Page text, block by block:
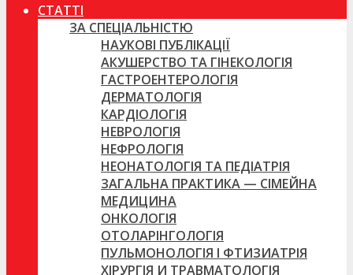
СТАТТІ
ЗА СПЕЦІАЛЬНІСТЮ
НАУКОВІ ПУБЛІКАЦІЇ
АКУШЕРСТВО ТА ГІНЕКОЛОГІЯ
ГАСТРОЕНТЕРОЛОГІЯ
ДЕРМАТОЛОГІЯ
КАРДІОЛОГІЯ
НЕВРОЛОГІЯ
НЕФРОЛОГІЯ
НЕОНАТОЛОГІЯ ТА ПЕДІАТРІЯ
ЗАГАЛЬНА ПРАКТИКА — СІМЕЙНА
МЕДИЦИНА
ОНКОЛОГІЯ
ОТОЛАРІНГОЛОГІЯ
ПУЛЬМОНОЛОГІЯ І ФТИЗИАТРІЯ
ХІРУРГІЯ И ТРАВМАТОЛОГІЯ